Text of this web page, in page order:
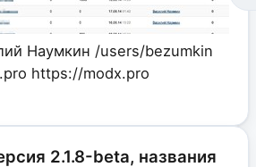
Наумкин /users/bezumkin
https://modx.pro
2.1.8-beta, названия